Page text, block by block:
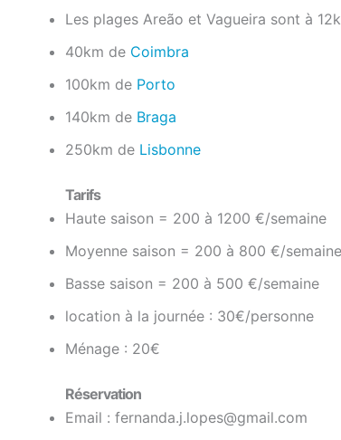
Les plages Areão et Vagueira sont à
40km de Coimbra
100km de Porto
140km de Braga
250km de Lisbonne
Tarifs
Haute saison = 200 à 1200 €/semaine
Moyenne saison = 200 à 800 €/semaine
Basse saison = 200 à 500 €/semaine
location à la journée : 30€/personne
Ménage : 20€
Réservation
Email : fernanda.j.lopes@gmail.com